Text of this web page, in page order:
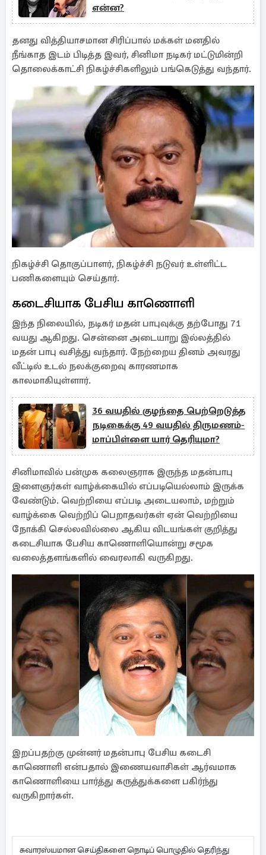
என்ன?
தனது வித்தியாசமான சிரிப்பால் மக்கள் மனதில்
நீங்காத இடம் பிடித்த இவர், சினிமா நடிகர் மட்டுமின்றி
தொலைக்காட்சி நிகழ்ச்சிகளிலும் பங்கெடுத்து வந்தார்.
நிகழ்ச்சி தொகுப்பாளர், நிகழ்ச்சி நடுவர் உள்ளிட்ட
பணிகளையும் செய்தார்.
கடைசியாக பேசிய காணொளி
இந்த நிலையில், நடிகர் மதன் பாபுவுக்கு தற்போது 71
வயது ஆகிறது. சென்னை அடையாறு இல்லத்தில்
மதன் பாபு வசித்து வந்தார். நேற்றைய தினம் அவரது
வீட்டில் உடல் நலக்குறைவு காரணமாக
காலமாகியுள்ளார்.
36 வயதில் குழந்தை பெற்றெடுத்த
நடிகைக்கு 49 வயதில் திருமணம்-
மாப்பிள்ளை யார் தெரியுமா?
சினிமாவில் பன்முக கலைஞராக இருந்த மதன்பாபு
இளைஞர்கள் வாழ்க்கையில் எப்படியெல்லாம் இருக்க
வேண்டும். வெற்றியை எப்படி அடையலாம், மற்றும்
வாழ்க்கை வெற்றிப் பெறாதவர்கள் ஏன் வெற்றியை
நோக்கி செல்லவில்லை ஆகிய விடயங்கள் குறித்து
கடைசியாக பேசிய காணொளியொன்று சமூக
வலைத்தளங்களில் வைரலாகி வருகிறது.
இறப்பதற்கு முன்னர் மதன்பாபு பேசிய கடைசி
காணொளி என்பதால் இணையவாசிகள் ஆர்வமாக
காணொளியை பார்த்து கருத்துக்களை பகிர்ந்து
வருகிறார்கள்.
சுவாரஸ்யமான செய்திகளை நொடிப் பொழுதில் தெரிந்து